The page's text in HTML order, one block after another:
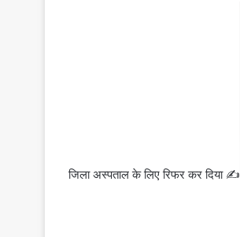
जिला अस्पताल के लिए रिफर कर दिया ✍️